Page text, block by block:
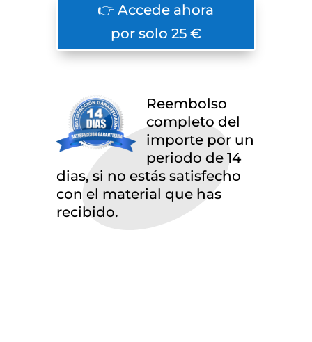
👉 Accede ahora
por solo 25 €
Reembolso
completo del
importe por un
periodo de 14
dias, si no estás satisfecho
con el material que has
recibido.